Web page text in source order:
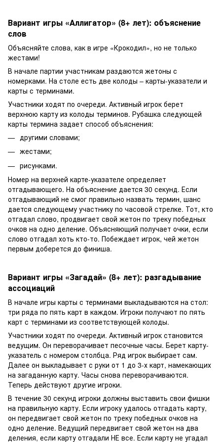
Вариант игры «Аллигатор» (8+ лет): объяснение
слов
Объясняйте слова, как в игре «Крокодил», но не только
жестами!
В начале партии участникам раздаются жетоны с
номерками. На столе есть две колоды – карты-указатели и
карты с терминами.
Участники ходят по очереди. Активный игрок берет
верхнюю карту из колоды терминов. Рубашка следующей
карты термина задает способ объяснения:
другими словами;
жестами;
рисунками.
Номер на верхней карте-указателе определяет
отгадывающего. На объяснение дается 30 секунд. Если
отгадывающий не смог правильно назвать термин, шанс
дается следующему участнику по часовой стрелке. Тот, кто
отгадал слово, продвигает свой жетон по треку победных
очков на одно деление. Объясняющий получает очки, если
слово отгадал хоть кто-то. Побеждает игрок, чей жетон
первым доберется до финиша.
Вариант игры «Загадай» (8+ лет): разгадывание
ассоциаций
В начале игры карты с терминами выкладываются на стол:
три ряда по пять карт в каждом. Игроки получают по пять
карт с терминами из соответствующей колоды.
Участники ходят по очереди. Активный игрок становится
ведущим. Он переворачивает песочные часы. Берет карту-
указатель с номером столбца. Ряд игрок выбирает сам.
Далее он выкладывает с руки от 1 до 3-х карт, намекающих
на загаданную карту. Часы снова переворачиваются.
Теперь действуют другие игроки.
В течение 30 секунд игроки должны выставить свои фишки
на правильную карту. Если игроку удалось отгадать карту,
он передвигает свой жетон по треку победных очков на
одно деление. Ведущий передвигает свой жетон на два
деления, если карту отгадали НЕ все. Если карту не угадал